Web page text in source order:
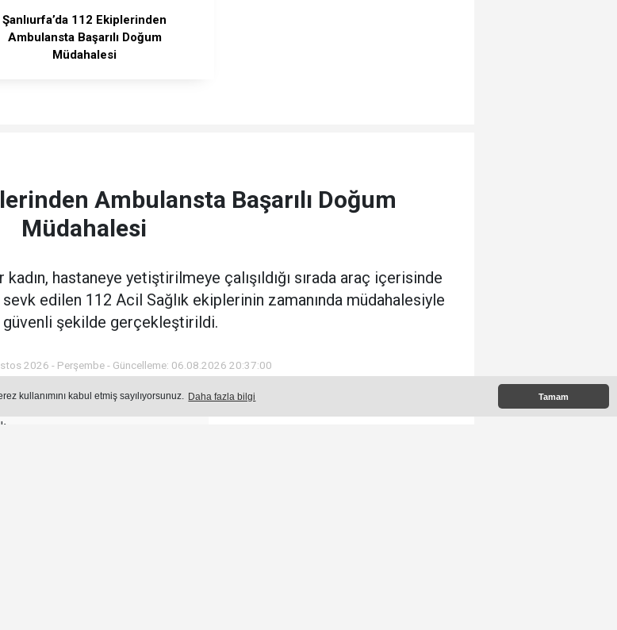
kullanımını kabul etmiş sayılıyorsunuz. Daha fazla bilgi Tamam
Şanlıurfa’da 112 Ekiplerinden
Ambulansta Başarılı Doğum
Müdahalesi
Ambulansta Başarılı Doğum
Müdahalesi
kadın, hastaneye yetiştirilmeye çalışıldığı sırada araç içerisinde
edilen 112 Acil Sağlık ekiplerinin zamanında müdahalesiyle
güvenli şekilde gerçekleştirildi.
2026 - Perşembe - Güncelleme: 06.08.2026 20:37:00